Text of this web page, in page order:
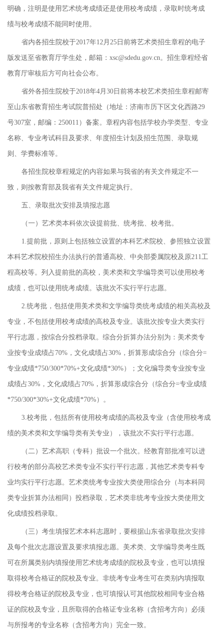
明确，注明是使用艺术统考成绩还是使用校考成绩，录取时统考成
绩与校考成绩不能同时使用。
省内各招生院校于2017年12月25日前将艺术类招生章程的电子
版发送至省教育厅学生处，邮箱：xsc@sdedu.gov.cn。招生章程经省
教育厅审核后方可向社会公布。
省外各招生院校于2018年4月30日前将本校艺术类招生章程邮寄
至山东省教育招生考试院普招处（地址：济南市历下区文化西路29
号307室，邮编：250011）备案。章程内容包括学校办学类型、专业
名称、专业考试科目及要求、年度招生计划及招生范围、录取规
则、学费标准等。
各招生院校章程规定的内容如果与我省的有关文件规定不一
致，则按教育部及我省有关文件规定执行。
五、录取批次安排及填报志愿
（一）艺术类本科依次设提前批、统考批、校考批。
1.提前批，原则上包括独立设置的本科艺术院校、参照独立设置
本科艺术院校招生办法执行的普通高校、中央部委属院校及原211工
程高校等。列入提前批的高校，美术类和文学编导类可以使用校考
成绩，也可以使用统考成绩。该批次不实行平行志愿。
2.统考批，包括使用美术类和文学编导类统考成绩的相关高校及
专业，不包括使用校考成绩的高校及专业。该批次按专业大类实行
平行志愿，按综合分投档录取。综合分折算办法分别为：美术类专
业按专业成绩占70%，文化成绩占30%，折算形成综合分（综合分=
专业成绩*750/300*70%+文化成绩*30%）；文化编导类专业按专业
成绩占30%，文化成绩占70%，折算形成综合分（综合分=专业成绩
*750/300*30%+文化成绩*70%）。
3.校考批，包括所有使用校考成绩的高校及专业（含使用校考成
绩的美术类和文学编导类有关专业），该批次不实行平行志愿。
（二）艺术高职（专科）批设一个批次。经教育部批准可以进
行校考的部分高校艺术类专业不实行平行志愿，其他艺术类专科专
业均实行平行志愿。艺术类统考专业按大类使用综合分（与本科同
类专业折算办法相同）投档录取，艺术类非统考专业按大类使用文
化成绩投档录取。
（三）考生填报艺术本科志愿时，要根据山东省录取批次安排
及每个批次志愿设置及要求填报志愿。美术类、文学编导类考生既
可在所属类别内填报使用艺术统考成绩的院校及专业，也可以填报
取得校考合格证的院校及专业。非统考专业考生可在类别内填报取
得校考合格证的院校及专业，也可填报认可其他院校相同专业合格
证的院校及专业，且所取得的合格证专业名称（含招考方向）必须
与所报考的专业名称（含招考方向）完全一致。